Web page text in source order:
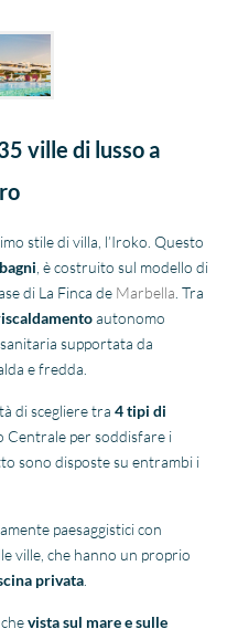
ville di lusso a
stile di villa, l’Iroko. Questo
, è costruito sul modello di
di La Finca de Marbella . Tra
autonomo
sanitaria supportata da
e fredda.
di scegliere tra4 tipi di
Centrale per soddisfare i
sono disposte su entrambi i
paesaggistici con
ville, che hanno un proprio
privata
chevista sul mare e sulle